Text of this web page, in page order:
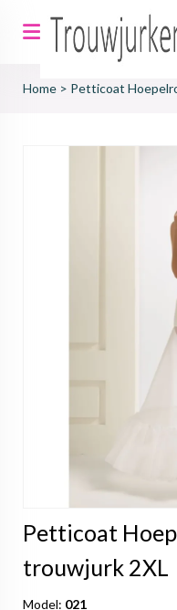
Home > Petticoat
Petticoat
trouwjurk 2XL
Model: 021